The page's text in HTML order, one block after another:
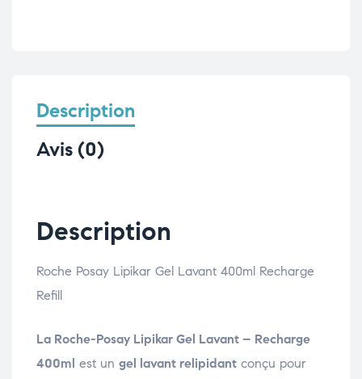
Description
Avis (0)
Description
Roche Posay Lipikar Gel Lavant 400ml Recharge
Refill
La Roche-Posay Lipikar Gel Lavant – Recharge
400ml est un gel lavant relipidant conçu pour